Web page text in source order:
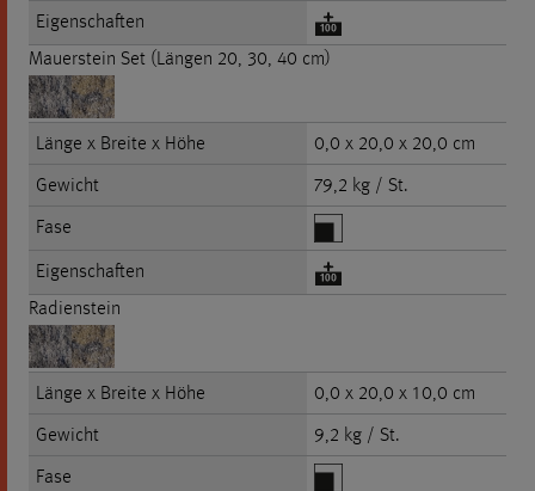
Eigenschaften
Mauerstein Set (Längen 20, 30, 40 cm)
Länge x Breite x Höhe
0,0 x 20,0 x 20,0 cm
Gewicht
79,2 kg / St.
Fase
Eigenschaften
Radienstein
Länge x Breite x Höhe
0,0 x 20,0 x 10,0 cm
Gewicht
9,2 kg / St.
Fase